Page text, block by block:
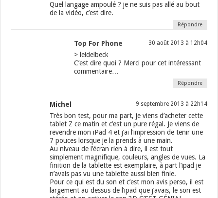
Quel langage ampoulé ? je ne suis pas allé au bout
de la vidéo, c’est dire.
Répondre
Top For Phone 30 août 2013 à 12h04
> leidelbeck
C’est dire quoi ? Merci pour cet intéressant
commentaire…
Répondre
Michel 9 septembre 2013 à 22h14
Très bon test, pour ma part, je viens d’acheter cette
tablet Z ce matin et c’est un pure régal. Je viens de
revendre mon iPad 4 et j’ai l’impression de tenir une
7 pouces lorsque je la prends à une main.
Au niveau de l’écran rien à dire, il est tout
simplement magnifique, couleurs, angles de vues. La
finition de la tablette est exemplaire, à part l’ipad je
n’avais pas vu une tablette aussi bien finie.
Pour ce qui est du son et c’est mon avis perso, il est
largement au dessus de l’ipad que j’avais, le son est